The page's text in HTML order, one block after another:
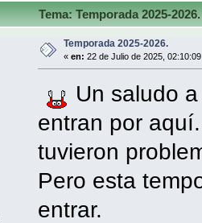
Tema: Temporada 2025-
Temporada 2025-2026.
«en: 22 de Julio de 2025,
Un saludo
entran por
tuvieron
Pero esta
entrar.